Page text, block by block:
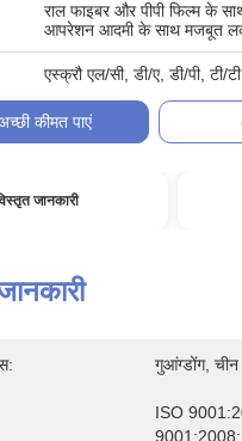
राल फाइबर और पीपी फिल्म के
आपरेशन आदमी के साथ मजबूत
एस्क्रौ एल/सी, डी/ए, डी/पी, टी/
कीमत पाएं
जानकारी
गुआंग्डोंग,
ISO